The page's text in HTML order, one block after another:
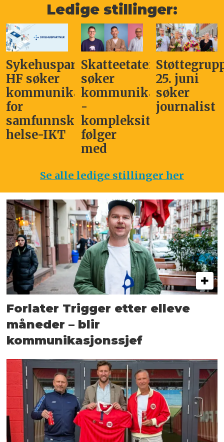
Ledige stillinger:
Sykehuspartner
HF søker
kommunikasjonssjef
for
samfunnskritisk
helse-IKT
Skatteetaten
søker
kommunikasjonsleder
-
kompleksitet
følger
med
25. juni
søker
journalist
Se alle ledige stillinger her
Forlater Trigger etter elleve
måneder – blir
kommunikasjonssjef